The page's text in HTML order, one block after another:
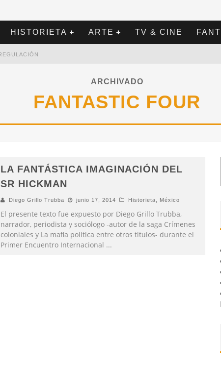
HISTORIETA ARTE TV & CINE
ARCHIVADO
FANTASTIC FOUR
LA FANTÁSTICA IMAGINACIÓN DEL
SR HICKMAN
Diego Grillo Trubba junio 17, 2014 Historieta México
El presente texto fue expuesto por Diego Grillo Trubba,
narrador, periodista y sociólogo -autor de la saga Crímenes
coloniales y La mafia política entre otros titulos- durante el
Primer Encuentro Internacional ...